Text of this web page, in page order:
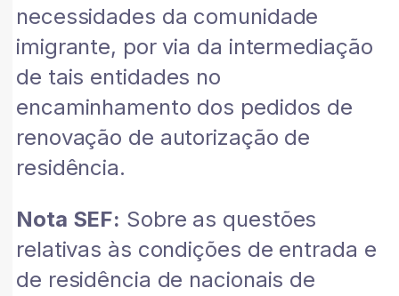
necessidades da comunidade
imigrante, por via da intermediação
de tais entidades no
encaminhamento dos pedidos de
renovação de autorização de
residência.
Nota SEF: Sobre as questões
relativas às condições de entrada e
de residência de nacionais de